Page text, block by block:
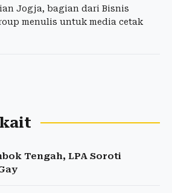
Jogja, bagian dari Bisnis
menulis untuk media cetak
Tengah, LPA Soroti